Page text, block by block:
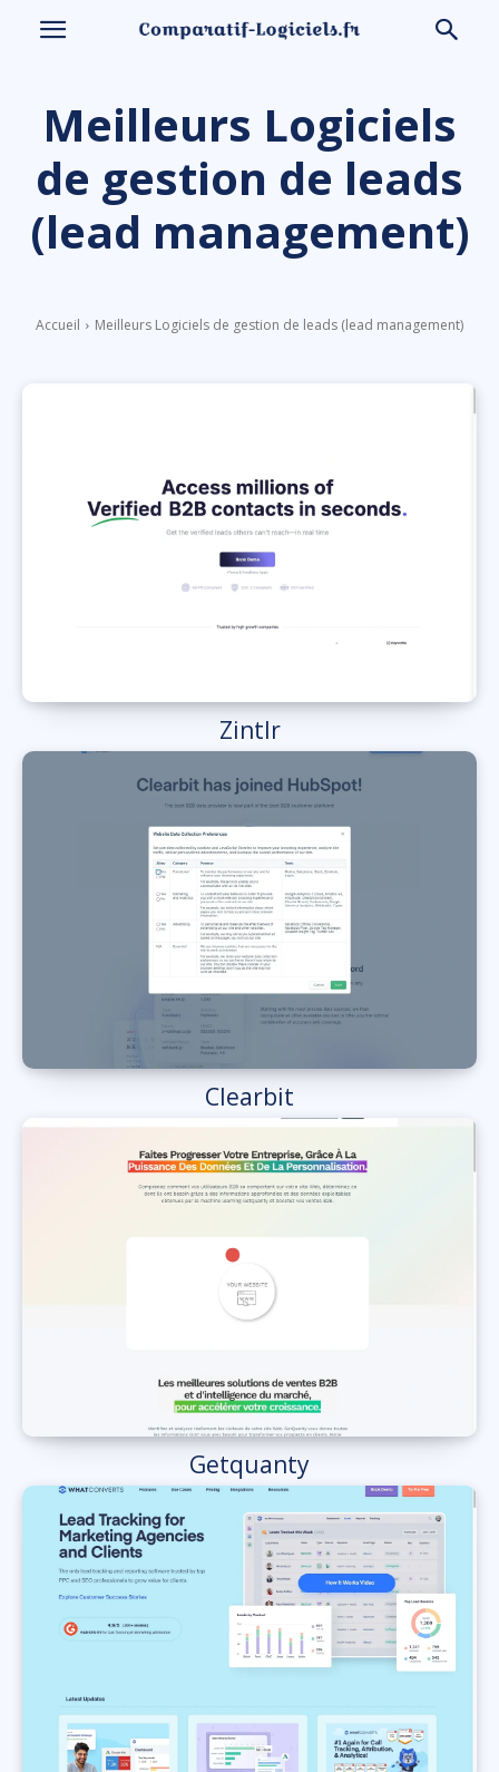
Meilleurs Logiciels
de gestion de leads
(lead management)
Accueil Meilleurs Logiciels de gestion de leads (lead management)
Zintlr
Clearbit
Getquanty